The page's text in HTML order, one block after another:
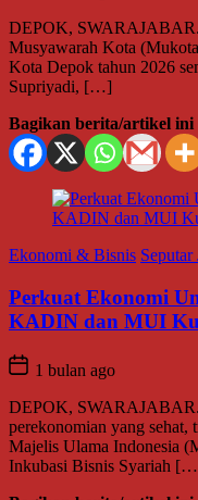
DEPOK,
Musyawarah Kota
Kota Depok tahun 2026
Supriyadi, […]
Bagikan berita/artikel ini
Ekonomi & Bisnis Seputar
Perkuat Ekonomi
KADIN dan MUI
1 bulan ago
DEPOK,
perekonomian yang sehat,
Majelis Ulama Indonesia
Inkubasi Bisnis Syariah